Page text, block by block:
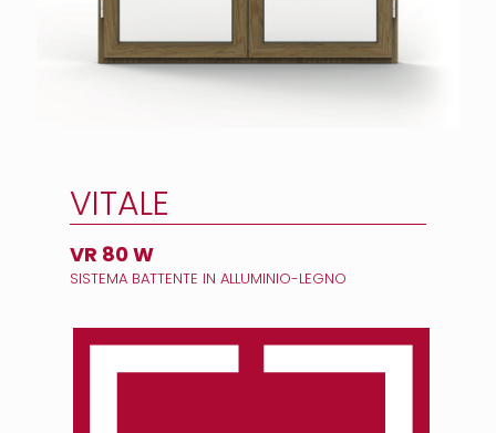
VITALE
VR 80 W
SISTEMA BATTENTE IN ALLUMINIO-LEGNO